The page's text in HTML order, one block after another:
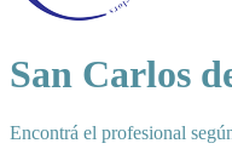
San Carlos
Encontrá el profesional